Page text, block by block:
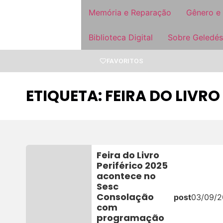
Memória e Reparação Gênero
Biblioteca Digital Sobre Geledés
FAVORITOS
ETIQUETA: FEIRA DO LIVRO
Feira do Livro
Periférico 2025
acontece no
Sesc
Consolação
com
programação
post03/09/